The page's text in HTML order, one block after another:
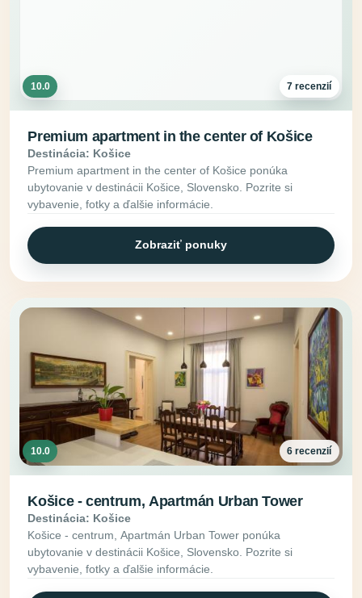
10.0 7 recenzií
Premium apartment in the center of Košice
Destinácia: Košice
Premium apartment in the center of Košice ponúka
ubytovanie v destinácii Košice, Slovensko. Pozrite si
vybavenie, fotky a ďalšie informácie.
Zobraziť ponuky
10.0 6 recenzií
Košice - centrum, Apartmán Urban Tower
Destinácia: Košice
Košice - centrum, Apartmán Urban Tower ponúka
ubytovanie v destinácii Košice, Slovensko. Pozrite si
vybavenie, fotky a ďalšie informácie.